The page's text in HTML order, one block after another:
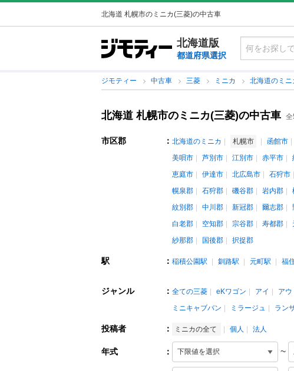
北海道 札幌市のミニカ(三菱)の中古車
北海道版
都道府県選択
ジモティー 中古車 三菱 ミニカ 北海道のミニ
北海道 札幌市のミニカ(三菱)の中古車
市区郡 ： 北海道のミニカ 札幌市 函館市
美唄市
芦別市 江別市 赤平市
恵庭市
伊達市 北広島市 石狩市
幌泉郡
石狩郡 磯谷郡 岩内郡
紋別郡
中川郡 新冠郡 爾志郡
白老郡
空知郡 宗谷郡 寿都郡
紗那郡
国後郡 択捉郡
駅 ： 稲積公園駅 釧路駅 元町駅 福
ジャンル ： 全ての三菱 eKワゴン アイ アウ
ミニキャブバン
ミラージュ ラン
投稿者 ： ミニカの全て 個人 法人
年式 ： ~